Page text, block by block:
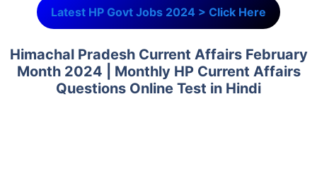
Latest HP Govt Jobs 2024 > Click Here
Himachal Pradesh Current Affairs February
Month 2024
Monthly HP Current Affairs
Questions Online Test in Hindi